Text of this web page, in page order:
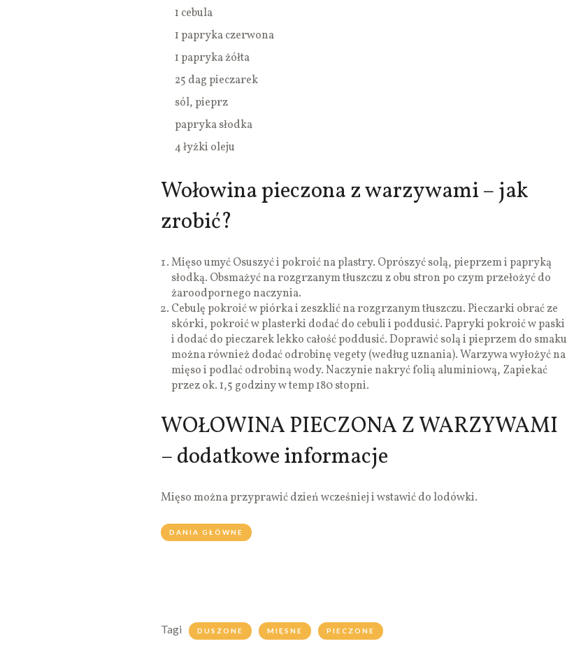
1 cebula
1 papryka czerwona
1 papryka żółta
25 dag pieczarek
sól, pieprz
papryka słodka
4 łyżki oleju
Wołowina pieczona z warzywami – jak
zrobić?
Mięso umyć Osuszyć i pokroić na plastry. Oprószyć solą, pieprzem i papryką
słodką. Obsmażyć na rozgrzanym tłuszczu z obu stron po czym przełożyć do
żaroodpornego naczynia.
Cebulę pokroić w piórka i zeszklić na rozgrzanym tłuszczu. Pieczarki obrać ze
skórki, pokroić w plasterki dodać do cebuli i poddusić. Papryki pokroić w paski
i dodać do pieczarek lekko całość poddusić. Doprawić solą i pieprzem do smaku
można również dodać odrobinę vegety (według uznania). Warzywa wyłożyć na
mięso i podlać odrobiną wody. Naczynie nakryć folią aluminiową, Zapiekać
przez ok. 1,5 godziny w temp 180 stopni.
WOŁOWINA PIECZONA Z WARZYWAMI
– dodatkowe informacje
Mięso można przyprawić dzień wcześniej i wstawić do lodówki.
DANIA GŁÓWNE
Tagi DUSZONE MIĘSNE PIECZONE